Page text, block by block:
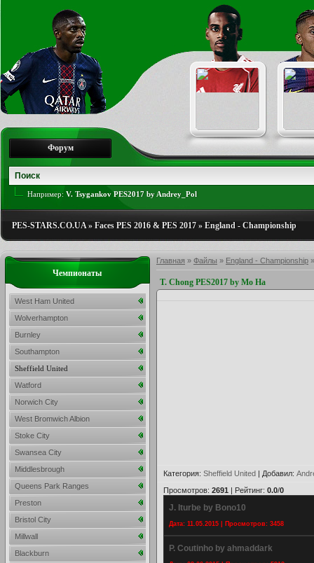
Форум
Например: V. Tsygankov PES2017 by Andrey_Pol
PES-STARS.CO.UA» Faces PES 2016 & PES 2017 » England - Championship
Главная » Файлы » England - Championship
T. Chong PES2017 by Mo Ha
Категория: Sheffield United | Добавил:
Просмотров: 2691 | Рейтинг: 0.0/0
J. Iturbe by Bono10
Дата: 11.05.2015 | Просмотров: 3458
P. Coutinho by ahmaddark
Чемпионаты
West Ham United
Wolverhampton
Burnley
Southampton
Sheffield United
Watford
Norwich City
West Bromwich Albion
Stoke City
Swansea City
Middlesbrough
Queens Park Ranges
Preston
Bristol City
Millwall
Blackburn